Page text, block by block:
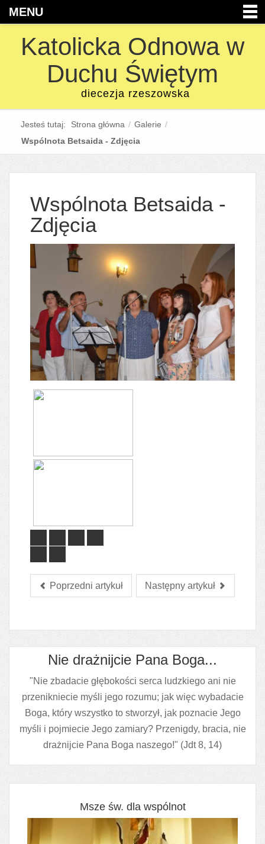
MENU
Katolicka Odnowa w
Duchu Świętym
diecezja rzeszowska
Jesteś tutaj: Strona główna / Galerie /
Wspólnota Betsaida - Zdjęcia
Wspólnota Betsaida -
Zdjęcia
Poprzedni artykuł Następny artykuł
Nie drażnijcie Pana Boga...
"Nie zbadacie głębokości serca ludzkiego ani nie
przenikniecie myśli jego rozumu; jak więc wybadacie
Boga, który wszystko to stworzył, jak poznacie Jego
myśli i pojmiecie Jego zamiary? Przenigdy, bracia, nie
drażnijcie Pana Boga naszego!" (Jdt 8, 14)
Msze św. dla wspólnot